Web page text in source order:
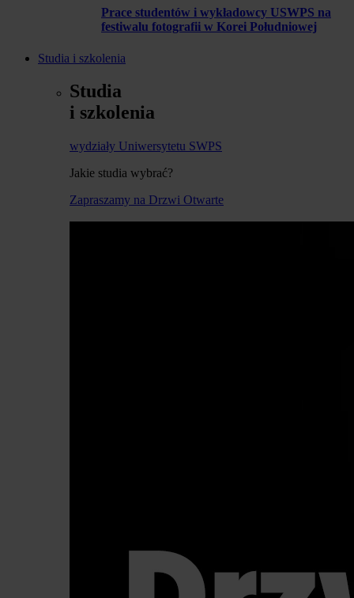
Prace studentów i wykładowcy USWPS na
festiwalu fotografii w Korei Południowej
Studia i szkolenia
Studia
i szkolenia
wydziały Uniwersytetu SWPS
Jakie studia wybrać?
Zapraszamy na Drzwi Otwarte